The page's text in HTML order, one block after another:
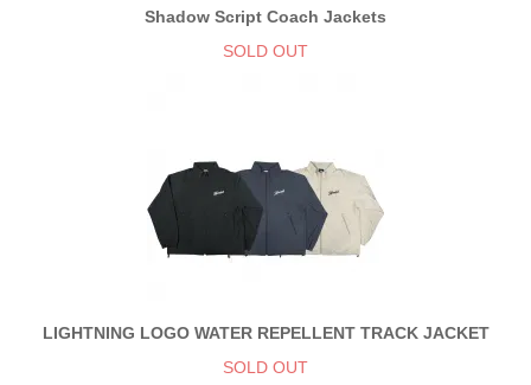
Shadow Script Coach Jackets
SOLD OUT
LIGHTNING LOGO WATER REPELLENT TRACK JACKET
SOLD OUT